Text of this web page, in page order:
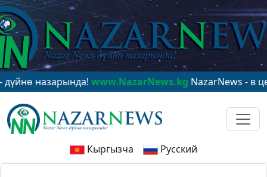
www.NazarNews.kgNazarNews - в центре
Кыргызча Русский